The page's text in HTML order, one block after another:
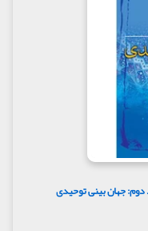
دوم: جهان بینی توحیدی